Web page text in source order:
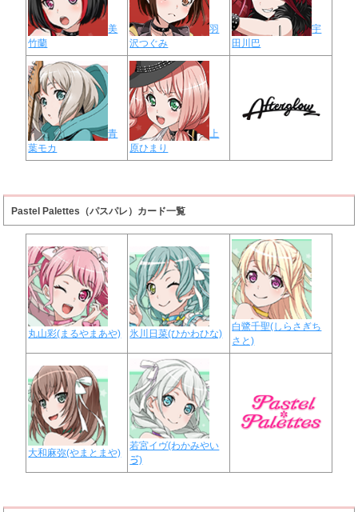
美
竹蘭
羽
沢つぐみ
宇
田川巴
青
葉モカ
上
原ひまり
Pastel Palettes（パスパレ）カード一覧
丸山彩(まるやまあや) 氷川日菜(ひかわひな)
白鷺千聖(しらさぎち
さと)
大和麻弥(やまとまや)
若宮イヴ(わかみやい
ゔ)